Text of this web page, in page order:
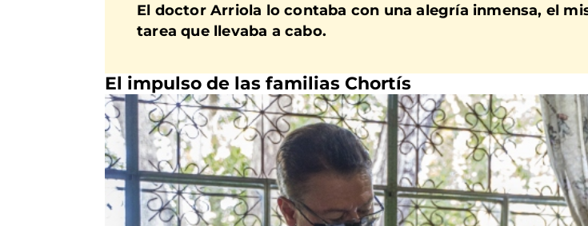
El doctor Arriola lo contaba con una alegría inmensa, el
tarea que llevaba a cabo.
El impulso de las familias Chortís